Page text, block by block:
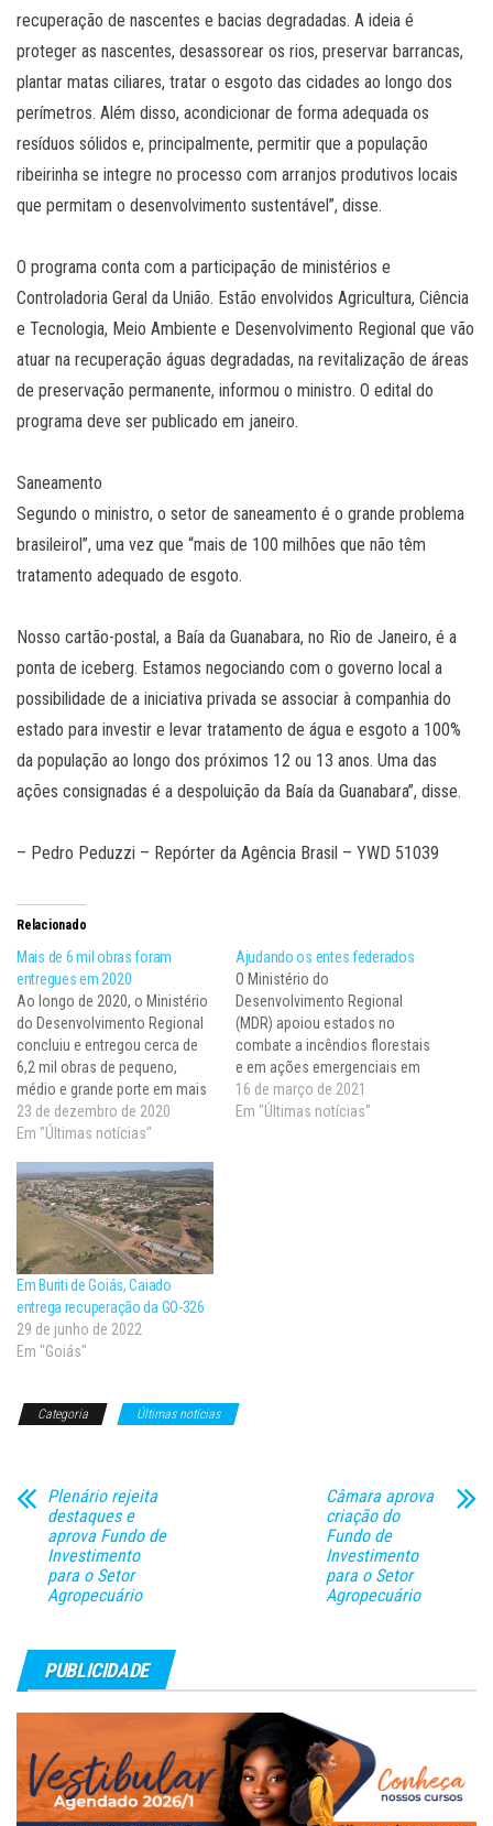
recuperação de nascentes e bacias degradadas. A ideia é
proteger as nascentes, desassorear os rios, preservar barrancas,
plantar matas ciliares, tratar o esgoto das cidades ao longo dos
perímetros. Além disso, acondicionar de forma adequada os
resíduos sólidos e, principalmente, permitir que a população
ribeirinha se integre no processo com arranjos produtivos locais
que permitam o desenvolvimento sustentável”, disse.
O programa conta com a participação de ministérios e
Controladoria Geral da União. Estão envolvidos Agricultura, Ciência
e Tecnologia, Meio Ambiente e Desenvolvimento Regional que vão
atuar na recuperação águas degradadas, na revitalização de áreas
de preservação permanente, informou o ministro. O edital do
programa deve ser publicado em janeiro.
Saneamento
Segundo o ministro, o setor de saneamento é o grande problema
brasileirol”, uma vez que “mais de 100 milhões que não têm
tratamento adequado de esgoto.
Nosso cartão-postal, a Baía da Guanabara, no Rio de Janeiro, é a
ponta de iceberg. Estamos negociando com o governo local a
possibilidade de a iniciativa privada se associar à companhia do
estado para investir e levar tratamento de água e esgoto a 100%
da população ao longo dos próximos 12 ou 13 anos. Uma das
ações consignadas é a despoluição da Baía da Guanabara”, disse.
– Pedro Peduzzi – Repórter da Agência Brasil – YWD 51039
Relacionado
Mais de 6 mil obras foram
entregues em 2020
Ao longo de 2020, o Ministério
do Desenvolvimento Regional
concluiu e entregou cerca de
6,2 mil obras de pequeno,
médio e grande porte em mais
de 4 mil municípios brasileiros.
Foram obras de saneamento,
infraestrutura hídrica. Além das
finalizadas, outras 621 foram
iniciadas pela pasta em…
23 de dezembro de 2020
Em "Últimas notícias"
Ajudando os entes federados
O Ministério do
Desenvolvimento Regional
(MDR) apoiou estados no
combate a incêndios florestais
e em ações emergenciais em
áreas atingidas por desastres.
Além disso, entre outras
16 de março de 2021
Em "Últimas notícias"
Em Buriti de Goiás, Caiado
entrega recuperação da GO-326
29 de junho de 2022
Em "Goiás"
Categoria Últimas notícias
Plenário rejeita
destaques e
aprova Fundo de
Investimento
para o Setor
Agropecuário
Câmara aprova
criação do
Fundo de
Investimento
para o Setor
Agropecuário
PUBLICIDADE